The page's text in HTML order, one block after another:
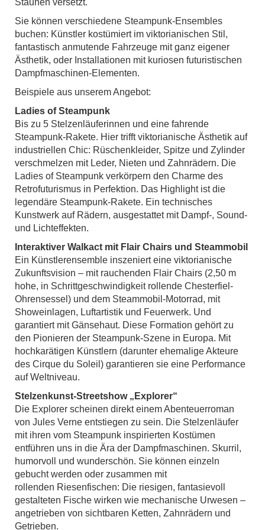
Staunen versetzt.
Sie können verschiedene Steampunk-Ensembles
buchen: Künstler kostümiert im viktorianischen Stil,
fantastisch anmutende Fahrzeuge mit ganz eigener
Ästhetik, oder Installationen mit kuriosen futuristischen
Dampfmaschinen-Elementen.
Beispiele aus unserem Angebot:
Ladies of Steampunk
Bis zu 5 Stelzenläuferinnen und eine fahrende
Steampunk-Rakete. Hier trifft viktorianische Ästhetik auf
industriellen Chic: Rüschenkleider, Spitze und Zylinder
verschmelzen mit Leder, Nieten und Zahnrädern. Die
Ladies of Steampunk verkörpern den Charme des
Retrofuturismus in Perfektion. Das Highlight ist die
legendäre Steampunk-Rakete. Ein technisches
Kunstwerk auf Rädern, ausgestattet mit Dampf-, Sound-
und Lichteffekten.
Interaktiver Walkact mit Flair Chairs und Steammobil
Ein Künstlerensemble inszeniert eine viktorianische
Zukunftsvision – mit rauchenden Flair Chairs (2,50 m
hohe, in Schrittgeschwindigkeit rollende Chesterfiel-
Ohrensessel) und dem Steammobil-Motorrad, mit
Showeinlagen, Luftartistik und Feuerwerk. Und
garantiert mit Gänsehaut. Diese Formation gehört zu
den Pionieren der Steampunk-Szene in Europa. Mit
hochkarätigen Künstlern (darunter ehemalige Akteure
des Cirque du Soleil) garantieren sie eine Performance
auf Weltniveau.
Stelzenkunst-Streetshow „Explorer“
Die Explorer scheinen direkt einem Abenteuerroman
von Jules Verne entstiegen zu sein. Die Stelzenläufer
mit ihren vom Steampunk inspirierten Kostümen
entführen uns in die Ära der Dampfmaschinen. Skurril,
humorvoll und wunderschön. Sie können einzeln
gebucht werden oder zusammen mit
rollenden Riesenfischen: Die riesigen, fantasievoll
gestalteten Fische wirken wie mechanische Urwesen –
angetrieben von sichtbaren Ketten, Zahnrädern und
Getrieben.